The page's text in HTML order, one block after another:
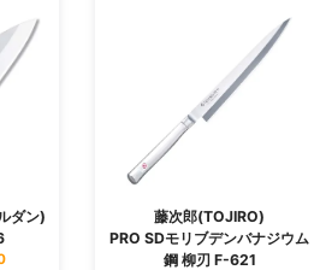
ダン)
藤次郎(TOJIRO)
PRO SDモリブデンバナジウム
鋼 柳刃 F-621